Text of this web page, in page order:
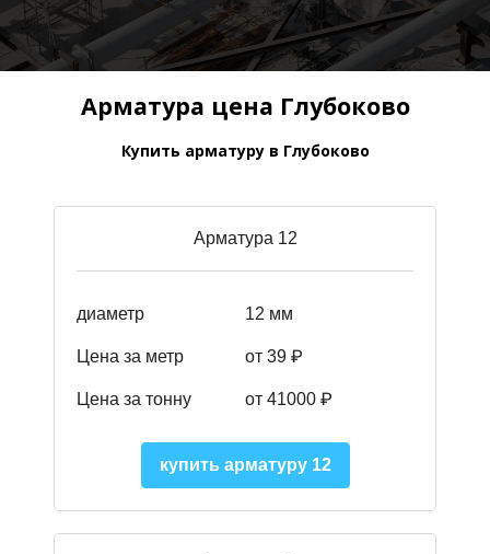
Арматура цена Глубоково
Купить арматуру в Глубоково
Арматура 12
диаметр 12 мм
Цена за метр от 39 ₽
Цена за тонну от 41000 ₽
купить арматуру 12